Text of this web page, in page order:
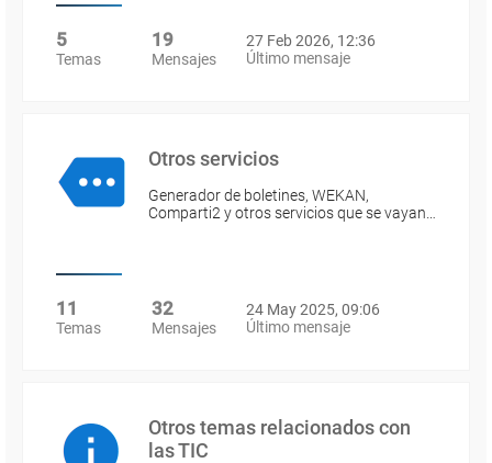
5
Temas
19
Mensajes
27 Feb 2026, 12:36
Último mensaje
Otros servicios
Generador de boletines, WEKAN,
Comparti2 y otros servicios que se vayan…
11
Temas
32
Mensajes
24 May 2025, 09:06
Último mensaje
Otros temas relacionados con
las TIC